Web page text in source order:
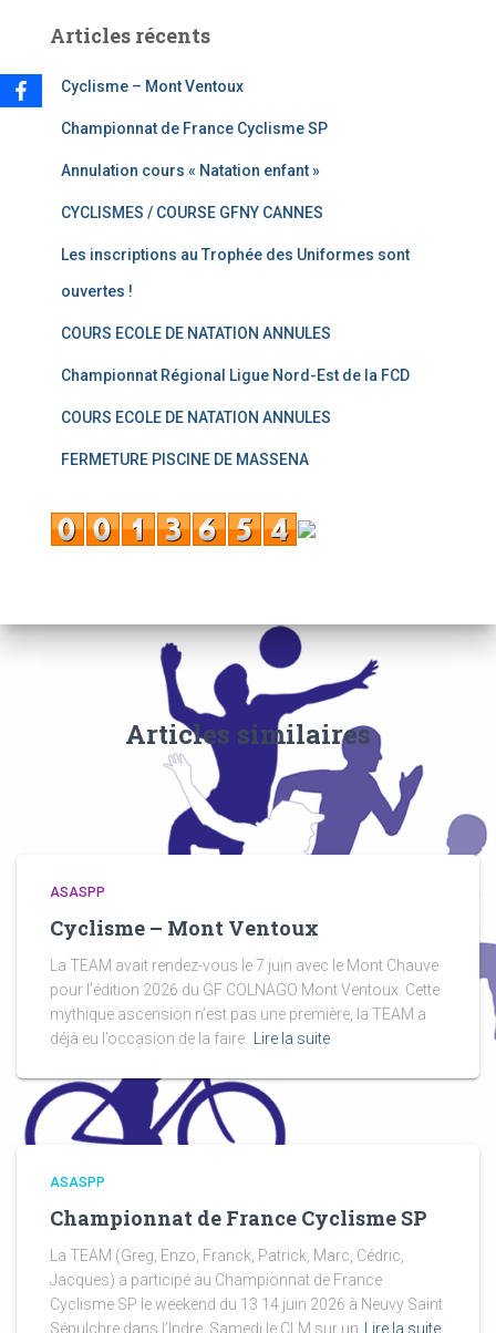
Articles récents
Cyclisme – Mont Ventoux
Championnat de France Cyclisme SP
Annulation cours « Natation enfant »
CYCLISMES / COURSE GFNY CANNES
Les inscriptions au Trophée des Uniformes sont
ouvertes !
COURS ECOLE DE NATATION ANNULES
Championnat Régional Ligue Nord-Est de la FCD
COURS ECOLE DE NATATION ANNULES
FERMETURE PISCINE DE MASSENA
Articles similaires
ASASPP
Cyclisme – Mont Ventoux
La TEAM avait rendez-vous le 7 juin avec le Mont Chauve
pour l’édition 2026 du GF COLNAGO Mont Ventoux. Cette
mythique ascension n’est pas une première, la TEAM a
déjà eu l’occasion de la faire.
Lire la suite
ASASPP
Championnat de France Cyclisme SP
La TEAM (Greg, Enzo, Franck, Patrick, Marc, Cédric,
Jacques) a participé au Championnat de France
Cyclisme SP le weekend du 13 14 juin 2026 à Neuvy Saint
Sépulchre dans l’Indre. Samedi le CLM sur un
Lire la suite